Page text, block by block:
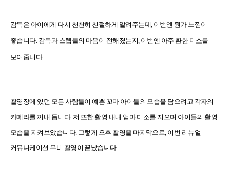
감독은 아이에게 다시 천천히 친절하게 알려주는데 이번엔 뭔가 느낌이
좋습니다. 감독과 스텝들의 마음이 전해졌는지 이번엔 아주 환한 미소를
보여줍니다.
촬영장에 있던 모든 사람들이 예쁜 꼬마 아이들의 모습을 담으려고 각자의
카메라를 꺼내 듭니다. 저 또한 촬영 내내 엄마 미소를 지으며 아이들의 촬영
모습을 지켜보았습니다. 그렇게 오후 촬영을 마지막으로 이번 리뉴얼
커뮤니케이션 무비 촬영이 끝났습니다.